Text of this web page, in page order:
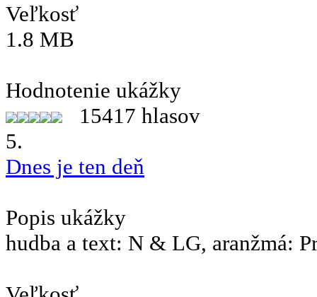
Veľkosť
1.8 MB
Hodnotenie ukážky
15417 hlasov
5.
Dnes je ten deň
Popis ukážky
hudba a text: N & LG, aranžmá: